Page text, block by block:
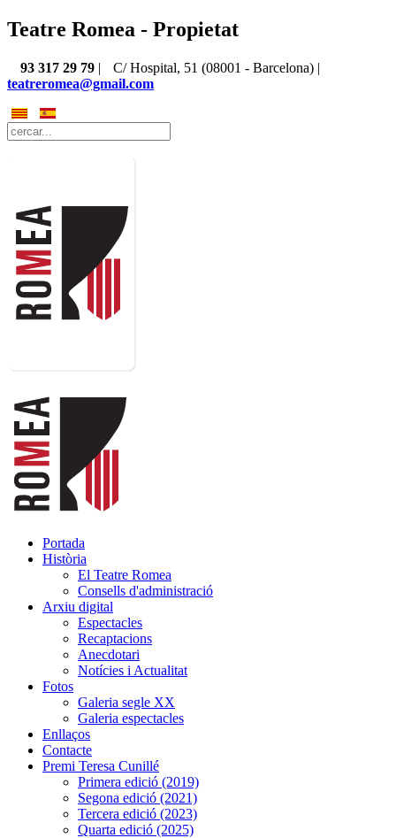
Teatre Romea - Propietat
93 317 29 79 |
C/ Hospital, 51 (08001 - Barcelona) |
teatreromea@gmail.com
Portada
Història
El Teatre Romea
Consells d'administració
Arxiu digital
Espectacles
Recaptacions
Anecdotari
Notícies i Actualitat
Fotos
Galeria segle XX
Galeria espectacles
Enllaços
Contacte
Premi Teresa Cunillé
Primera edició (2019)
Segona edició (2021)
Tercera edició (2023)
Quarta edició (2025)